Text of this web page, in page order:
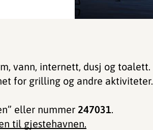
vann, internett, dusj og toalett.
for grilling og andre aktiviteter.
eller nummer 247031.
til gjestehavnen.